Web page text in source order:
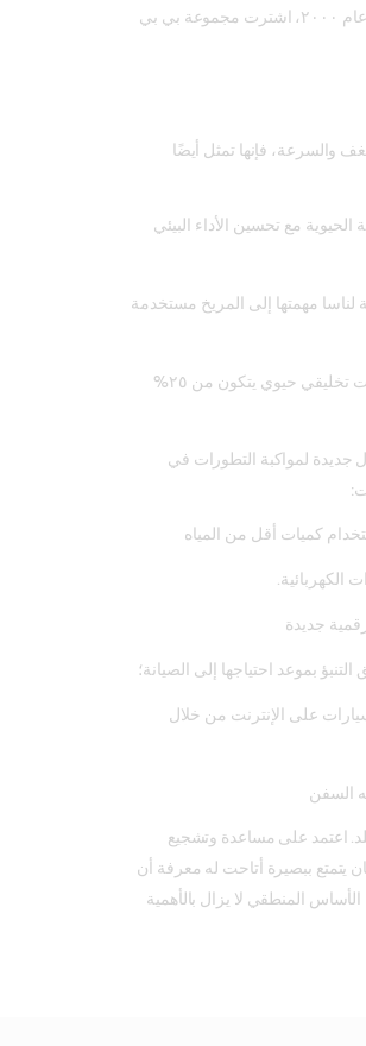
١٩٦٦، اشترت شركة نفط بورما شركة كاسترول، وفي عام ٢٠٠٠، اشترت مجموعة بي بي
والسرعة، فإنها تمثل أيضًا
الحيوية مع تحسين الأداء البيئي
لناسا مهمتها إلى المريخ مستخدمة
في عام ٢٠١٧، أطلقت كاسترول أول زيت محركات تخليقي حيوي يتكون من ٢٥%
جديدة لمواكبة التطورات في
كميات أقل من المياه
الكهربائية.
جديدة
بموعد احتياجها إلى الصيانة؛
على الإنترنت من خلال
السفن
اعتمد على مساعدة وتشجيع
يتمتع ببصيرة أتاحت له معرفة أن
المنطقي لا يزال بالأهمية